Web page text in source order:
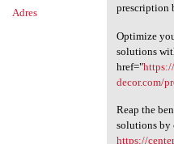
Adres
prescription
Optimize
solutions
href="
decor.com/
Reap the
solutions by
https://